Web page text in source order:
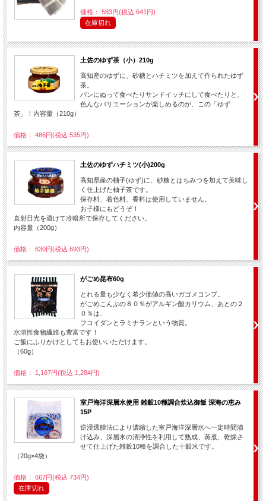
価格： 583円(税込 641円)
在庫切れ
土佐のゆず茶（小）210g
高知産のゆずに、砂糖とハチミツを加えて作られたゆず
茶。
パンにぬって食べたりサンドイッチにして食べたりと、
色んなバリエーションが楽しめるのが、この「ゆず
茶」！内容量（210g）
価格： 486円(税込 535円)
土佐のゆずハチミツ(小)200g
高知県産の柚子(ゆず)に、砂糖とはちみつを加えて美味し
く仕上げた柚子茶です。
保存料、着色料、香料は使用していません。
お子様にもどうぞ！
直射日光を避けて冷暗所で保存してください。
内容量（200g）
価格： 630円(税込 693円)
がごめ昆布60g
とれる量も少なく希少価値の高いガゴメコンブ。
がごめこんぶの８０％がアルギン酸カリウム、あとの２
０％は、
フコイダンとラミナランという物質。
水溶性食物繊維も豊富です！
ご飯にふりかけとしてもお使いいただけます。
（60g）
価格： 1,167円(税込 1,284円)
室戸海洋深層水使用 雑穀10種調合炊込御飯 深海の恵み
15P
逆浸透膜法により濃縮した室戸海洋深層水へ一定時間漬
け込み、深層水の清浄性を利用して熟成、蒸煮、乾燥さ
せて仕上げた雑穀10種を調合した十穀米です。
（20g×4袋）
価格： 667円(税込 734円)
在庫切れ